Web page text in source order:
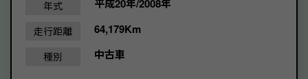
年式 平成20年/2008年
走行距離 64,179Km
種別 中古車